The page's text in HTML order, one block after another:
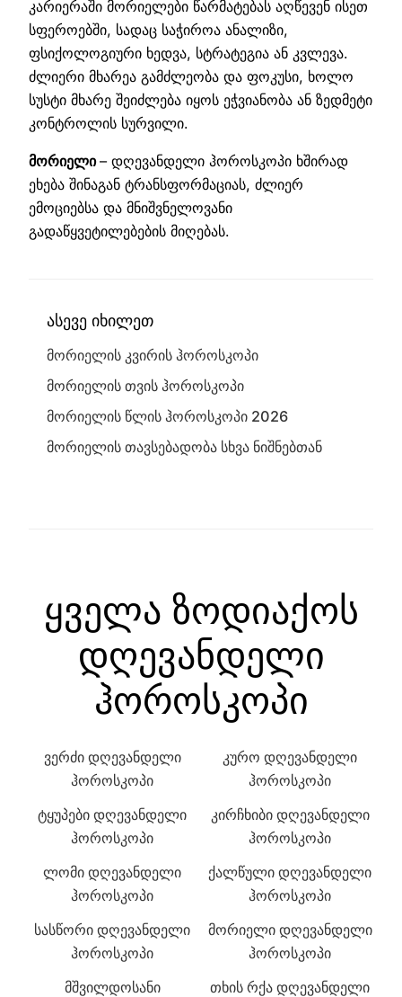
კარიერაში მორიელები წარმატებას აღწევენ ისეთ
სფეროებში, სადაც საჭიროა ანალიზი,
ფსიქოლოგიური ხედვა, სტრატეგია ან კვლევა.
ძლიერი მხარეა გამძლეობა და ფოკუსი, ხოლო
სუსტი მხარე შეიძლება იყოს ეჭვიანობა ან ზედმეტი
კონტროლის სურვილი.
მორიელი– დღევანდელი ჰოროსკოპი ხშირად
ეხება შინაგან ტრანსფორმაციას, ძლიერ
ემოციებსა და მნიშვნელოვანი
გადაწყვეტილებების მიღებას.
ასევე იხილეთ
მორიელის კვირის ჰოროსკოპი
მორიელის თვის ჰოროსკოპი
მორიელის წლის ჰოროსკოპი 2026
მორიელის თავსებადობა სხვა ნიშნებთან
ყველა ზოდიაქოს
დღევანდელი
ჰოროსკოპი
ვერძი დღევანდელი
ჰოროსკოპი
კურო დღევანდელი
ჰოროსკოპი
ტყუპები დღევანდელი
ჰოროსკოპი
კირჩხიბი დღევანდელი
ჰოროსკოპი
ლომი დღევანდელი
ჰოროსკოპი
ქალწული დღევანდელი
ჰოროსკოპი
სასწორი დღევანდელი
ჰოროსკოპი
მორიელი დღევანდელი
ჰოროსკოპი
მშვილდოსანი
თხის რქა დღევანდელი